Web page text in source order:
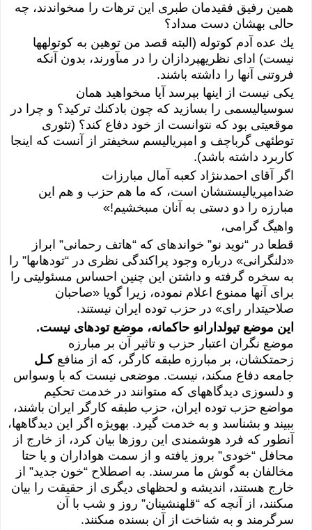
همين رفيق فقيدمان طبرى‏‏ اين ترهات را مى‏‏خواندند، چه
حالى‏‏ بهشان دست مى‏‏داد؟
يك عده آدم كوتوله (البته قصد من توهين به كوتوله‏ها
نيست) اداى‏‏ نظريه‏پردازان را در مى‏‏آورند، بدون آنكه
فروتنى‏‏ آنها را داشته باشند.
يكى‏‏ نيست از اينها بپرسد آيا مى‏‏خواهيد همان
سوسياليسمى‏‏ را بسازيد كه چون بادكنك تركيد؟ و چرا در
موقعيتى‏‏ بود كه نتوانست از خود دفاع كند؟ (تئورى‏‏
توطئه‏ى‏‏ گرباچف و امپرياليسم سخيف‏تر از آنست كه اينجا
كاربرد داشته باشد).
اگر آقاى‏‏ احمدى‏‏نژاد كعبه آمال مبارزات
ضدامپرياليستى‏‏شان است، كه ما هم حزب و هم اين
مبارزه را دو دستى‏‏ به آنان مى‏‏بخشيم!»
واهيگ گرامى‏‏،
قطعا در “نويد نو” خوانده‏اى‏‏ كه “هاتف رحمانى‏‏” ابراز
«دل‏‏نگرانى‏‏» درباره وجود پراكندگى‏‏ نظرى‏‏ در “توده‏اى‏‏ها” را
به سخره گرفته و داشتن اين چنين احساس مسئوليتى‏‏ را
براى‏‏ آن‏ها ممنوع اعلام نموده، زيرا گويا «صاحبان
صلاحيت‏دار راى‏‏» در حزب توده ايران نيستند.
اين موضع تيولدارانهِ حاكمانه، موضع توده‏اى‏‏ نيست.
موضع نگران اعتبار حزب و تاثير آن بر مبارزه
زحمتكشان، بر مبارزه طبقه كارگر، كه از منافعكـل
جامعه دفاع مى‏‏كند، نيست. موضعى‏‏ نيست كه با وسواس
و دلسوزى‏‏ ديدگاه‏هاى‏‏ كه مى‏‏توانند در خدمت تحكيم
مواضع حزب توده ايران، حزب طبقه كارگر ايران باشند،
ببيند و بشناسد و به خدمت گيرد. به‏ويژه اگر اين ديدگاه‏ها،
آنطور كه فرد هوشمندى‏‏ اين روزها بيان كرد، از خارج از
محافل “خودى‏‏” بروز يافته و از سمت هواداران و يا حتا
مخالفان به گوش ما مى‏‏رسند. به اصطلاح “خون جديد” از
خارج هستند، انديشه و لحظه‏اى‏‏ ديگرى‏‏ از حقيقت را بيان
مى‏‏كنند، از آنچه كه “قله‏نشينان” روز و شب با آن
سرگرمند و به شناخت از آن بسنده مى‏‏كنند.